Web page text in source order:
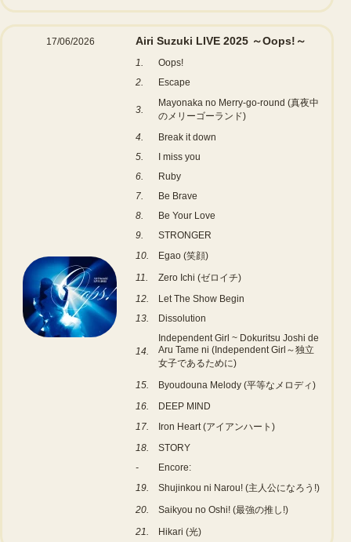
17/06/2026 Airi Suzuki LIVE 2025 ～Oops!～
1.
Oops!
2.
Escape
3.
Mayonaka no Merry-go-round (真夜中
のメリーゴーランド)
4.
Break it down
5.
I miss you
6.
Ruby
7.
Be Brave
8.
Be Your Love
9.
STRONGER
10.
Egao (笑顔)
11.
Zero Ichi (ゼロイチ)
12.
Let The Show Begin
13.
Dissolution
14.
Independent Girl ~ Dokuritsu Joshi de
Aru Tame ni (Independent Girl～独立
女子であるために)
15.
Byoudouna Melody (平等なメロディ)
16.
DEEP MIND
17.
Iron Heart (アイアンハート)
18.
STORY
-
Encore:
19.
Shujinkou ni Narou! (主人公になろう!)
20.
Saikyou no Oshi! (最強の推し!)
21.
Hikari (光)